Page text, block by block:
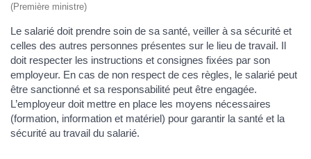
(Première ministre)
Le salarié doit prendre soin de sa santé, veiller à sa sécurité et
celles des autres personnes présentes sur le lieu de travail. Il
doit respecter les instructions et consignes fixées par son
employeur. En cas de non respect de ces règles, le salarié peut
être sanctionné et sa responsabilité peut être engagée.
L’employeur doit mettre en place les moyens nécessaires
(formation, information et matériel) pour garantir la santé et la
sécurité au travail du salarié.